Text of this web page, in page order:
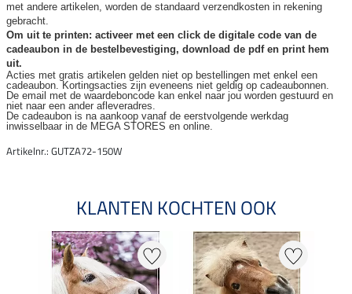
met andere artikelen, worden de standaard verzendkosten in rekening
gebracht.
Om uit te printen: activeer met een click de digitale code van de
cadeaubon in de bestelbevestiging, download de pdf en print hem
uit.
Acties met gratis artikelen gelden niet op bestellingen met enkel een
cadeaubon. Kortingsacties zijn eveneens niet geldig op cadeaubonnen.
De email met de waardeboncode kan enkel naar jou worden gestuurd en
niet naar een ander afleveradres.
De cadeaubon is na aankoop vanaf de eerstvolgende werkdag
inwisselbaar in de MEGA STORES en online.
Artikelnr.: GUTZA72-150W
KLANTEN KOCHTEN OOK